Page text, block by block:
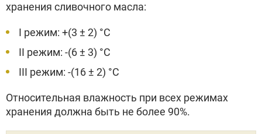
хранения сливочного масла:
I режим: +(3 ± 2) °С
II режим: -(6 ± 3) °С
III режим: -(16 ± 2) °С
Относительная влажность при всех режимах
хранения должна быть не более 90%.